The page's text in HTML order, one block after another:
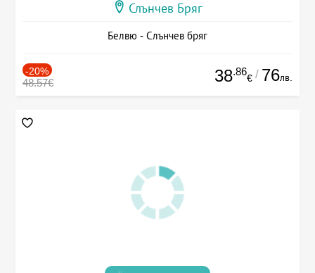
Слънчев Бряг
Белвю - Слънчев бряг
-20%
48.57€ 38.86
€ / 76лв.